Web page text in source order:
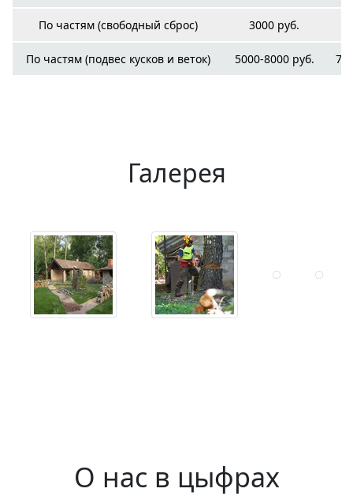
По частям (свободный сброс) 3000 руб.
По частям (подвес кусков и веток) 5000-8000 руб.
Галерея
О нас в цыфрах